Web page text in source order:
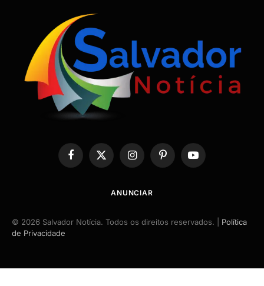
Facebook
X
(Twitter)
InstagramPinterestYouTube
ANUNCIAR
© 2026 Salvador Notícia. Todos os direitos reservados. | Política
de Privacidade